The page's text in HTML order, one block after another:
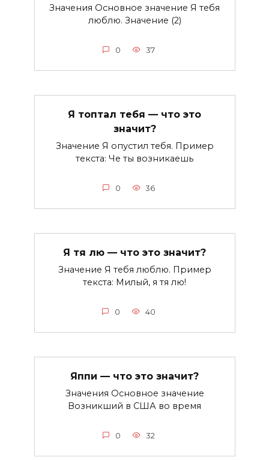
Значения Основное значение Я тебя
люблю. Значение (2)
0 37
Я топтал тебя — что это
значит?
Значение Я опустил тебя. Пример
текста: Че ты возникаешь
0 36
Я тя лю — что это значит?
Значение Я тебя люблю. Пример
текста: Милый, я тя лю!
0 40
Яппи — что это значит?
Значения Основное значение
Возникший в США во время
0 32